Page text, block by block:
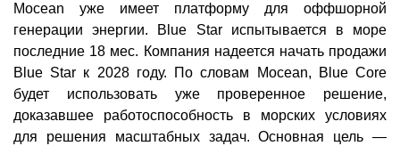
Mocean уже имеет платформу для оффшорной
генерации энергии. Blue Star испытывается в море
последние 18 мес. Компания надеется начать продажи
Blue Star к 2028 году. По словам Mocean, Blue Core
будет использовать уже проверенное решение,
доказавшее работоспособность в морских условиях
для решения масштабных задач. Основная цель —